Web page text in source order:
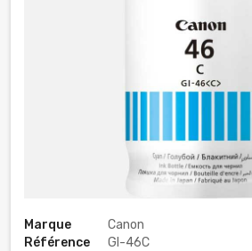
Marque
Canon
Référence
GI-46C